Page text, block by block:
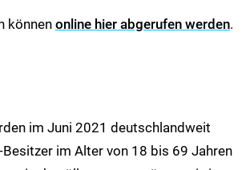
können online hier abgerufen werden.
im Juni 2021 deutschlandweit
im Alter von 18 bis 69 Jahren